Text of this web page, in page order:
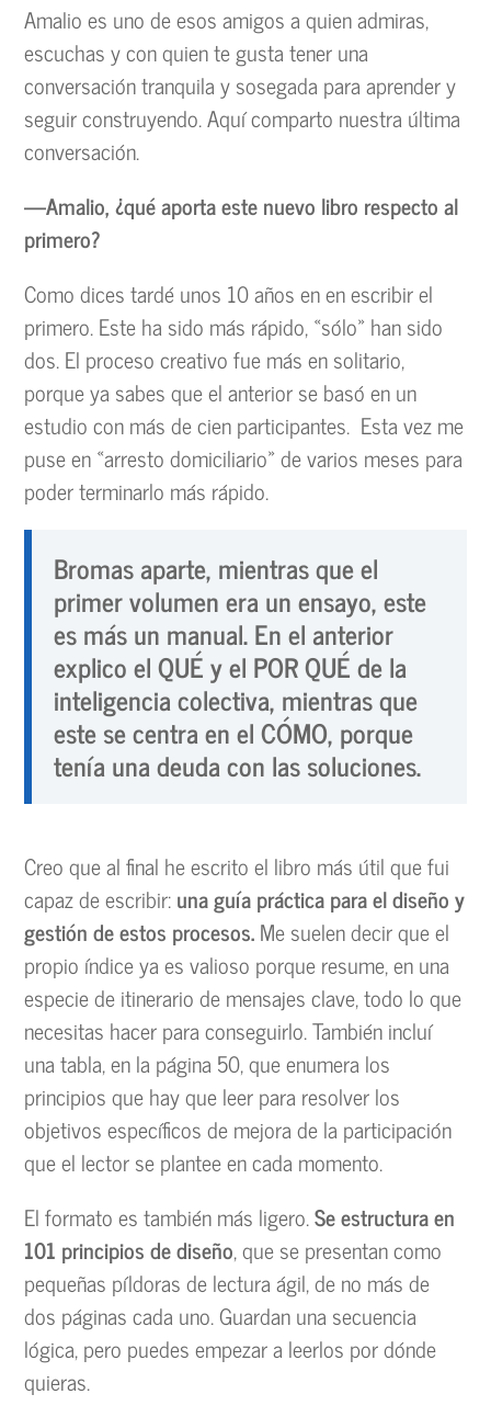
Amalio es uno de esos amigos a quien admiras,
escuchas y con quien te gusta tener una
conversación tranquila y sosegada para aprender y
seguir construyendo. Aquí comparto nuestra última
conversación.
—Amalio, ¿qué aporta este nuevo libro respecto al
primero?
Como dices tardé unos 10 años en en escribir el
primero. Este ha sido más rápido, «sólo» han sido
dos. El proceso creativo fue más en solitario,
porque ya sabes que el anterior se basó en un
estudio con más de cien participantes. Esta vez me
puse en «arresto domiciliario» de varios meses para
poder terminarlo más rápido.
Bromas aparte, mientras que el
primer volumen era un ensayo, este
es más un manual. En el anterior
explico el QUÉ y el POR QUÉ de la
inteligencia colectiva, mientras que
este se centra en el CÓMO, porque
tenía una deuda con las soluciones.
Creo que al final he escrito el libro más útil que fui
capaz de escribir:una guía práctica para el diseño y
gestión de estos procesos.Me suelen decir que el
propio índice ya es valioso porque resume, en una
especie de itinerario de mensajes clave, todo lo que
necesitas hacer para conseguirlo. También incluí
una tabla, en la página 50, que enumera los
principios que hay que leer para resolver los
objetivos específicos de mejora de la participación
que el lector se plantee en cada momento.
El formato es también más ligero.Se estructura en
101 principios de diseño, que se presentan como
pequeñas píldoras de lectura ágil, de no más de
dos páginas cada uno. Guardan una secuencia
lógica, pero puedes empezar a leerlos por dónde
quieras.